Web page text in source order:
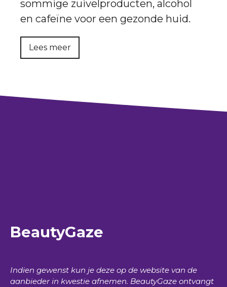
sommige zuivelproducten, alcohol
en cafeïne voor een gezonde huid.
Lees meer
BeautyGaze
Indien gewenst kun je deze op de website van de
aanbieder in kwestie afnemen. BeautyGaze ontvangt